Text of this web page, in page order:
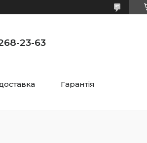
23-63
Гарантія